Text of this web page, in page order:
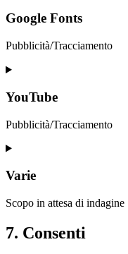
service
complianz
Google Fonts
Pubblicità/Tracciamento
Consent
service
fonts
YouTube
Pubblicità/Tracciamento
Consent
service
Varie
Scopo in attesa di indagine
Consent
to
7. Consenti